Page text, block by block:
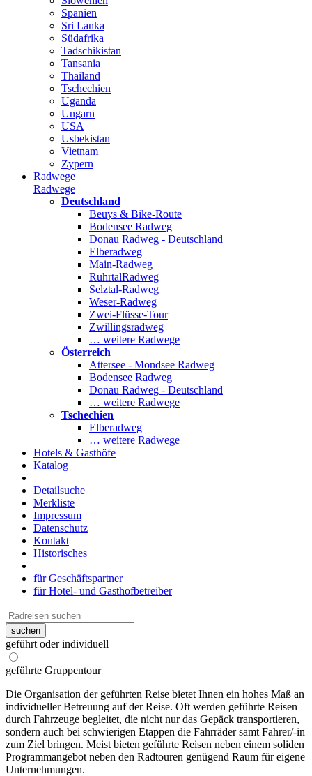
Spanien
Sri Lanka
Südafrika
Tadschikistan
Tansania
Thailand
Tschechien
Uganda
Ungarn
USA
Usbekistan
Vietnam
Zypern
Radwege
Radwege
Deutschland
Beuys & Bike-Route
Bodensee Radweg
Donau Radweg - Deutschland
Elberadweg
Main-Radweg
RuhrtalRadweg
Selztal-Radweg
Weser-Radweg
Zwei-Flüsse-Tour
Zwillingsradweg
… weitere Radwege
Österreich
Attersee - Mondsee Radweg
Bodensee Radweg
Donau Radweg - Deutschland
… weitere Radwege
Tschechien
Elberadweg
… weitere Radwege
Hotels & Gasthöfe
Katalog
Detailsuche
Merkliste
Impressum
Datenschutz
Kontakt
Historisches
für Geschäftspartner
für Hotel- und Gasthofbetreiber
suchen
geführt oder individuell
geführte Gruppentour
Die Organisation der geführten Reise bietet Ihnen ein hohes Maß an
individueller Betreuung auf der Reise. Oft werden geführte Reisen
durch Fahrzeuge begleitet, die nicht nur das Gepäck transportieren,
sondern auch bei schwierigen Etappen die Fahrräder samt Fahrer/-in
zum Ziel bringen. Meist bieten geführte Reisen neben einem soliden
Programmangebot neben den Radtouren genügend Raum für eigene
Unternehmungen.